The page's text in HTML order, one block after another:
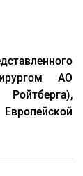
(г. Сеул,
Мюнхен,
АО